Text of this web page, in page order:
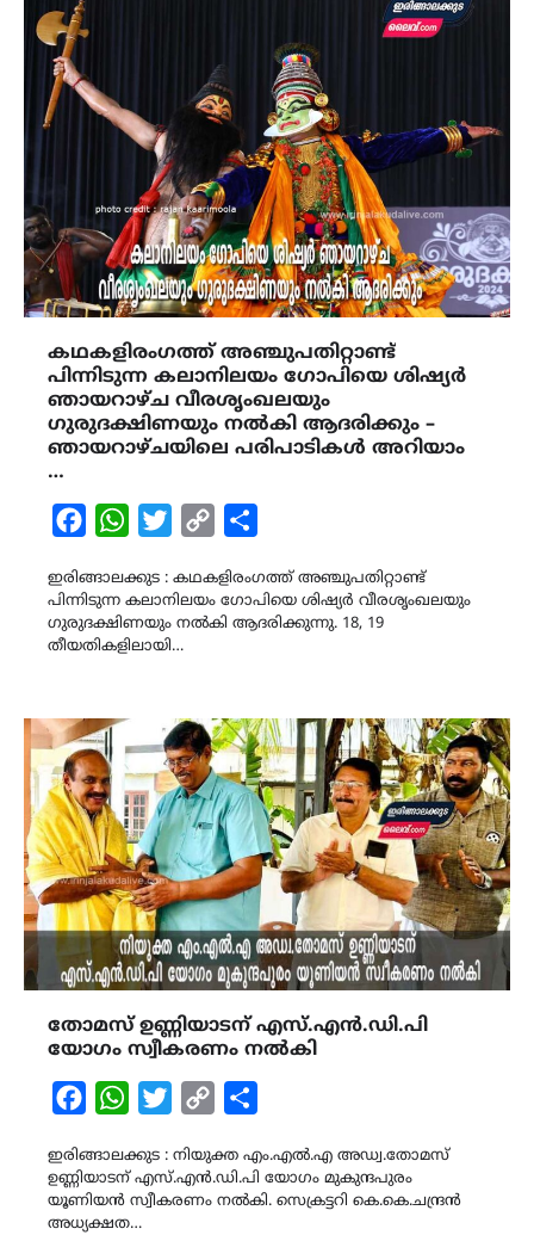
കഥകളിരംഗത്ത് അഞ്ചുപതിറ്റാണ്ട്
പിന്നിടുന്ന കലാനിലയം ഗോപിയെ ശിഷ്യർ
ഞായറാഴ്ച വീരശൃംഖലയും
ഗുരുദക്ഷിണയും നൽകി ആദരിക്കും –
ഞായറാഴ്ചയിലെ പരിപാടികൾ അറിയാം
…
FacebookWhatsAppTwitterCopy
ഇരിങ്ങാലക്കുട : കഥകളിരംഗത്ത് അഞ്ചുപതിറ്റാണ്ട്
പിന്നിടുന്ന കലാനിലയം ഗോപിയെ ശിഷ്യർ വീരശൃംഖലയും
ഗുരുദക്ഷിണയും നൽകി ആദരിക്കുന്നു. 18, 19
തീയതികളിലായി…
തോമസ് ഉണ്ണിയാടന് എസ്.എൻ.ഡി.പി
യോഗം സ്വീകരണം നൽകി
FacebookWhatsAppTwitterCopy
ഇരിങ്ങാലക്കുട : നിയുക്ത എം.എൽ.എ അഡ്വ.തോമസ്
ഉണ്ണിയാടന് എസ്.എൻ.ഡി.പി യോഗം മുകുന്ദപുരം
യൂണിയൻ സ്വീകരണം നൽകി. സെക്രട്ടറി കെ.കെ.ചന്ദ്രൻ
അധ്യക്ഷത…